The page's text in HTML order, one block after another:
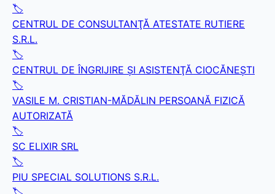
🏷️
CENTRUL DE CONSULTANŢĂ ATESTATE RUTIERE
S.R.L.
🏷️
CENTRUL DE ÎNGRIJIRE ŞI ASISTENŢĂ CIOCĂNEŞTI
🏷️
VASILE M. CRISTIAN-MĂDĂLIN PERSOANĂ FIZICĂ
AUTORIZATĂ
🏷️
SC ELIXIR SRL
🏷️
PIU SPECIAL SOLUTIONS S.R.L.